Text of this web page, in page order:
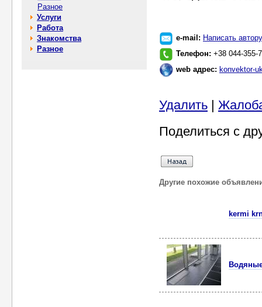
Разное
Услуги
Работа
Знакомства
Разное
e-mail: Написать автору
Телефон: +38 044-355-
web адрес: konvektor-
Удалить |
Поделиться с
Другие похожие
kermi